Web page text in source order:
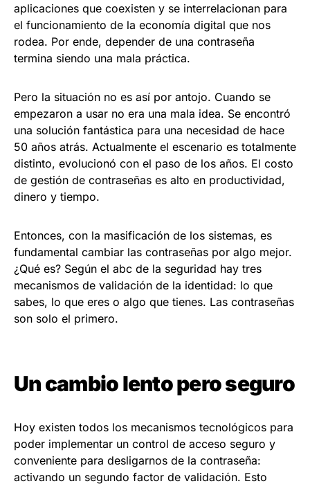
aplicaciones que coexisten y se interrelacionan para
el funcionamiento de la economía digital que nos
rodea. Por ende, depender de una contraseña
termina siendo una mala práctica.
Pero la situación no es así por antojo. Cuando se
empezaron a usar no era una mala idea. Se encontró
una solución fantástica para una necesidad de hace
50 años atrás. Actualmente el escenario es totalmente
distinto, evolucionó con el paso de los años. El costo
de gestión de contraseñas es alto en productividad,
dinero y tiempo.
Entonces, con la masificación de los sistemas, es
fundamental cambiar las contraseñas por algo mejor.
¿Qué es? Según el abc de la seguridad hay tres
mecanismos de validación de la identidad: lo que
sabes, lo que eres o algo que tienes. Las contraseñas
son solo el primero.
Un cambio lento pero seguro
Hoy existen todos los mecanismos tecnológicos para
poder implementar un control de acceso seguro y
conveniente para desligarnos de la contraseña:
activando un segundo factor de validación. Esto